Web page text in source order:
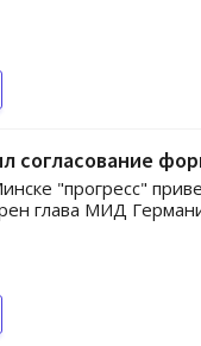
согласование
"прогресс"
глава МИД